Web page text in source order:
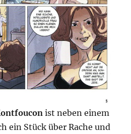
ist neben einem
ein Stück über Rache und